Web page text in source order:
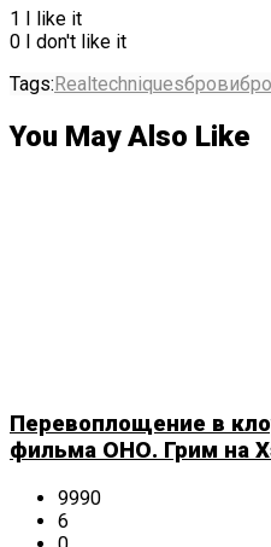
1 I like it
0 I don't like it
Tags:Realtechniquesброви
You May Also Like
Перевоплощение в
фильма ОНО. Грим на
9990
6